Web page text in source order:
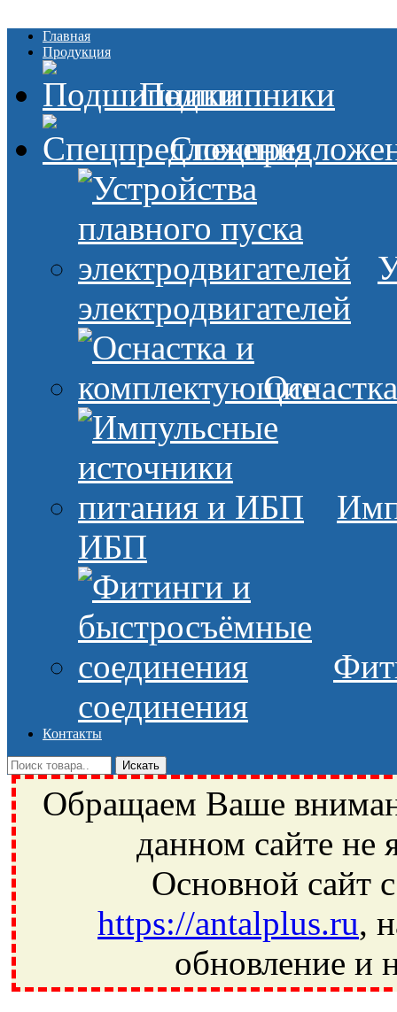
Главная
Продукция
Подшипники
электродвигателей
ИБП
соединения
Контакты
Обращаем Ваше
данном сайте не
Основной сайт
https://antalplus.ru,
обновление и